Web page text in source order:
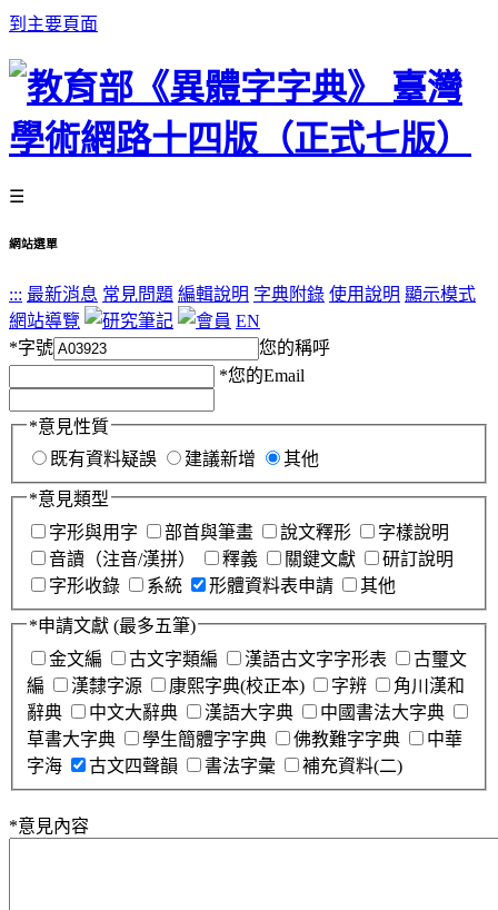
到主要頁面
☰
網站選單
::: 最新消息 常見問題 編輯說明 字典附錄 使用說明 顯示模式
網站導覽
EN
*字號
您的稱呼
*您的Email
*意見性質
既有資料疑誤
建議新增 其他
*意見類型
字形與用字
部首與筆畫 說文釋形
字樣說明
音讀（注音/漢拼）
釋義 關鍵文獻
研訂說明
字形收錄
系統 形體資料表申請 其他
*申請文獻 (最多五筆)
金文編
古文字類編 漢語古文字字形表
古璽文
編
漢隸字源 康熙字典(校正本) 字辨
角川漢和
辭典
中文大辭典 漢語大字典
中國書法大字典
草書大字典
學生簡體字字典 佛教難字字典
中華
字海
古文四聲韻 書法字彙 補充資料(二)
*意見內容